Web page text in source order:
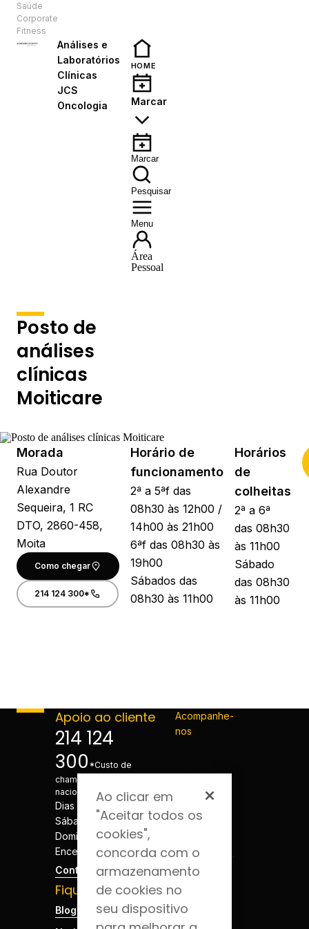
Saúde
Corporate
Fitness
Análises e
Laboratórios
Clínicas
JCS
Oncologia
HOME
Marcar
Marcar
Pesquisar
Menu
Área
Pessoal
Posto de
análises
clínicas
Moiticare
Morada
Rua Doutor
Alexandre
Sequeira, 1 RC
DTO, 2860-458,
Moita
Como chegar
214 124 300*
Horário de
funcionamento
2ª a 5ªf das
08h30 às 12h00 /
14h00 às 21h00
6ªf das 08h30 às
19h00
Sábados das
08h30 às 11h00
Horários
de
colheitas
2ª a 6ª
das 08h30
às 11h00
Sábado
das 08h30
às 11h00
Apoio ao cliente
214 124
300 *Custo de
chamada para a rede fixa
nacional
Dias úteis - 08h às 20h
Sábados - 08h às 20h
Domingos e Feriados -
Encerrado
Contactos
Fique por dentro
Blog da Saúde
Acompanhe-
nos
Ao clicar em
"Aceitar todos os
cookies",
concorda com o
armazenamento
de cookies no
seu dispositivo